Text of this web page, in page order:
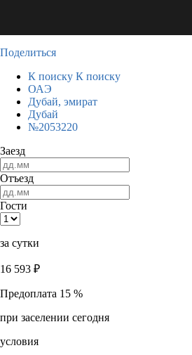
Поделиться
К поиску К поиску
ОАЭ
Дубай, эмират
Дубай
№2053220
Заезд
Отъезд
Гости
за сутки
16 593 ₽
Предоплата 15 %
при заселении сегодня
условия